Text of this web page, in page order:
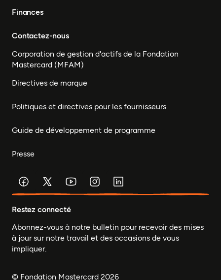
Finances
Contactez-nous
Corporation de gestion d'actifs de la Fondation
Mastercard (MFAM)
Directives de marque
Politiques et directives pour les fournisseurs
Guide de développement de programme
Presse
Restez connecté
Abonnez-vous à notre bulletin pour recevoir des mises
à jour sur notre travail et des occasions de vous
impliquer.
© Fondation Mastercard 2026